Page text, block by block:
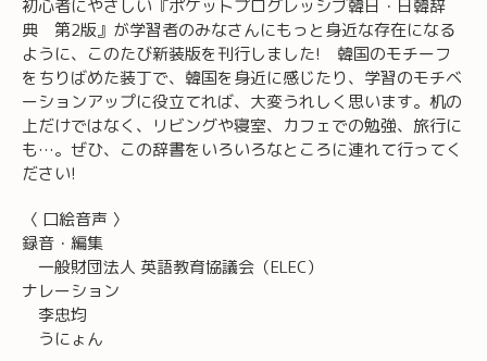
初心者にやさしい『ポケットプログレッシブ韓日・日韓辞
典 第2版』が学習者のみなさんにもっと身近な存在になる
ように、このたび新装版を刊行しました! 韓国のモチーフ
をちりばめた装丁で、韓国を身近に感じたり、学習のモチベ
ーションアップに役立てれば、大変うれしく思います。机の
上だけではなく、リビングや寝室、カフェでの勉強、旅行に
も…。ぜひ、この辞書をいろいろなところに連れて行ってく
ださい!
〈 口絵音声 〉
録音・編集
一般財団法人 英語教育協議会（ELEC）
ナレーション
李忠均
うにょん